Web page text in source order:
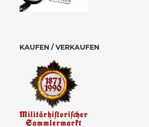
KAUFEN / VERKAUFEN